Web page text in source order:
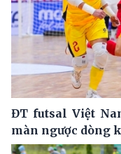
ĐT futsal Việt
màn ngược dòng